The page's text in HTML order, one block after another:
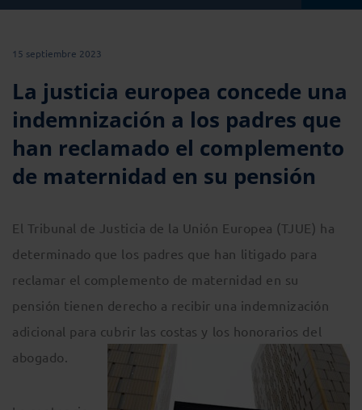
15 septiembre 2023
La justicia europea concede una
indemnización a los padres que
han reclamado el complemento
de maternidad en su pensión
El Tribunal de Justicia de la Unión Europea (TJUE) ha
determinado que los padres que han litigado para
reclamar el complemento de maternidad en su
pensión tienen derecho a recibir una indemnización
adicional para cubrir las costas y los honorarios del
abogado.